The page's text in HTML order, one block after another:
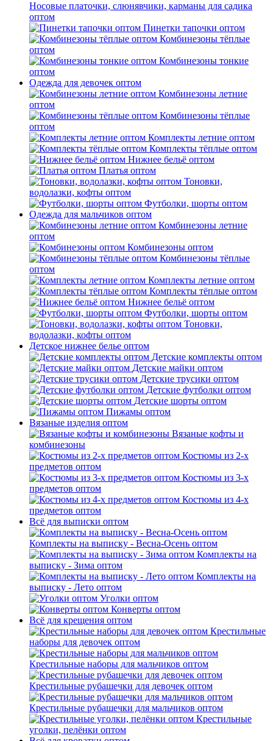
Носовые платочки, слюнявчики, карманы для садика
оптом
Пинетки тапочки оптом
Комбинезоны тёплые
оптом
Комбинезоны тонкие
оптом
Одежда для девочек оптом
Комбинезоны летние
оптом
Комбинезоны тёплые
оптом
Комплекты летние оптом
Комплекты тёплые оптом
Нижнее бельё оптом
Платья оптом
Тоновки,
водолазки, кофты оптом
Футболки, шорты оптом
Одежда для мальчиков оптом
Комбинезоны летние
оптом
Комбинезоны оптом
Комбинезоны тёплые
оптом
Комплекты летние оптом
Комплекты тёплые оптом
Нижнее бельё оптом
Футболки, шорты оптом
Тоновки,
водолазки, кофты оптом
Детское нижнее белье оптом
Детские комплекты оптом
Детские майки оптом
Детские трусики оптом
Детские футболки оптом
Детские шорты оптом
Пижамы оптом
Вязаные изделия оптом
Вязаные кофты и
комбинезоны
Костюмы из 2-х
предметов оптом
Костюмы из 3-х
предметов оптом
Костюмы из 4-х
предметов оптом
Всё для выписки оптом
Комплекты на выписку - Весна-Осень оптом
Комплекты на
выписку - Зима оптом
Комплекты на
выписку - Лето оптом
Уголки оптом
Конверты оптом
Всё для крещения оптом
Крестильные
наборы для девочек оптом
Крестильные наборы для мальчиков оптом
Крестильные рубашечки для девочек оптом
Крестильные рубашечки для мальчиков оптом
Крестильные
уголки, пелёнки оптом